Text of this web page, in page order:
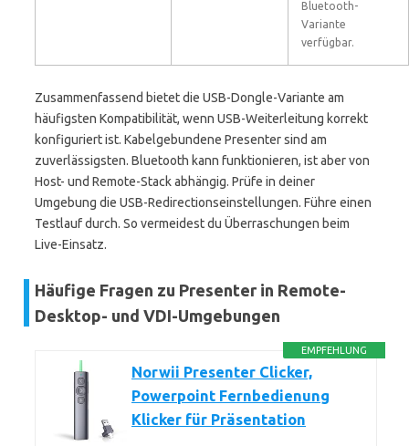
Bluetooth-
Variante
verfügbar.
Zusammenfassend bietet die USB-Dongle-Variante am
häufigsten Kompatibilität, wenn USB-Weiterleitung korrekt
konfiguriert ist. Kabelgebundene Presenter sind am
zuverlässigsten. Bluetooth kann funktionieren, ist aber von
Host- und Remote-Stack abhängig. Prüfe in deiner
Umgebung die USB-Redirectionseinstellungen. Führe einen
Testlauf durch. So vermeidest du Überraschungen beim
Live-Einsatz.
Häufige Fragen zu Presenter in Remote-
Desktop- und VDI-Umgebungen
EMPFEHLUNG
Norwii Presenter Clicker,
Powerpoint Fernbedienung
Klicker für Präsentation